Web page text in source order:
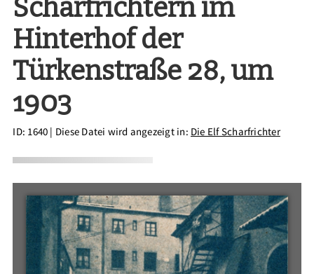
Scharfrichtern im
Hinterhof der
Türkenstraße 28, um
1903
ID: 1640 | Diese Datei wird angezeigt in: Die Elf Scharfrichter